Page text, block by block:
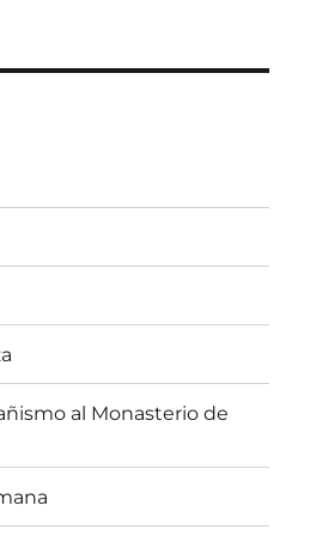
al Monasterio de